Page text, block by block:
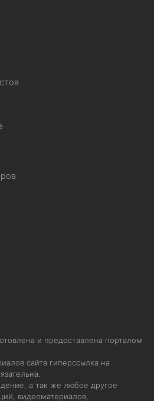
и предоставлена порталом
сайта гиперссылка на
а так же любое другое
видеоматериалов,